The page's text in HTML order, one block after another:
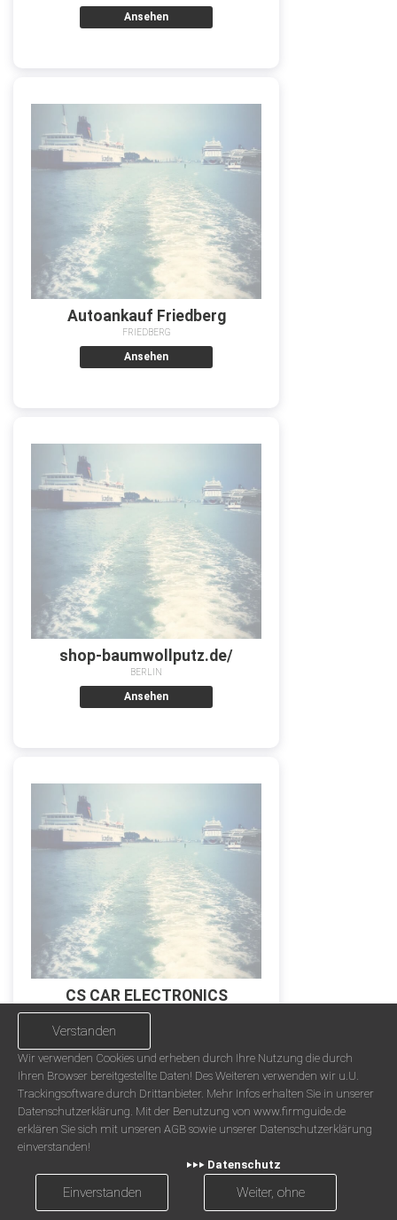
Verstanden
Wir verwenden Cookies und erheben durch Ihre Nutzung die durch
Ihren Browser bereitgestellte Daten! Des Weiteren verwenden wir u.U.
Trackingsoftware durch Drittanbieter. Mehr Infos erhalten Sie in unserer
Datenschutzerklärung. Mit der Benutzung von www.firmguide.de
erklären Sie sich mit unseren AGB sowie unserer Datenschutzerklärung
einverstanden!
‣‣‣ Datenschutz
Einverstanden Weiter, ohne
Ansehen
Autoankauf Friedberg
FRIEDBERG
Ansehen
shop-baumwollputz.de/
BERLIN
Ansehen
CS CAR ELECTRONICS
PASSAU